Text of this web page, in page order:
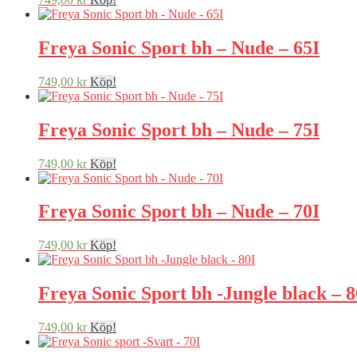
Freya Sonic Sport bh – Nude – 65I
749,00 kr Köp!
Freya Sonic Sport bh – Nude – 75I
749,00 kr Köp!
Freya Sonic Sport bh – Nude – 70I
749,00 kr Köp!
Freya Sonic Sport bh -Jungle black –
749,00 kr Köp!